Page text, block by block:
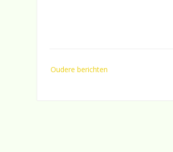
Berichtennavigatie
Oudere berichten